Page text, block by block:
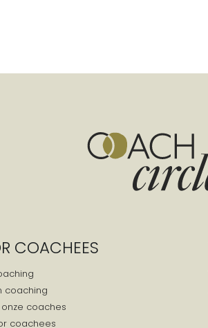
COACHEES
coaching
coaches
coachees